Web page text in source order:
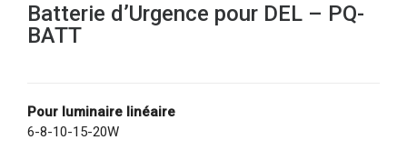
Batterie d’Urgence pour DEL – PQ-
BATT
Pour luminaire linéaire
6-8-10-15-20W